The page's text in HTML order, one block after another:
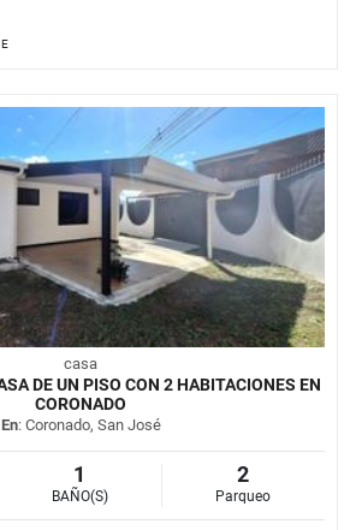
casa
DE UN PISO CON 2 HABITACIONES EN
CORONADO
En: Coronado, San José
1
BAÑO(S)
2
Parqueo